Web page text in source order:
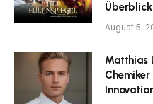
Überblick
August 5,
Matthias